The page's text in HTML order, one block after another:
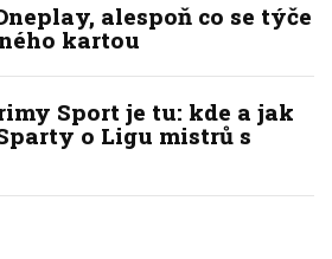
alespoň co se týče
kartou
Sport je tu: kde a jak
o Ligu mistrů s